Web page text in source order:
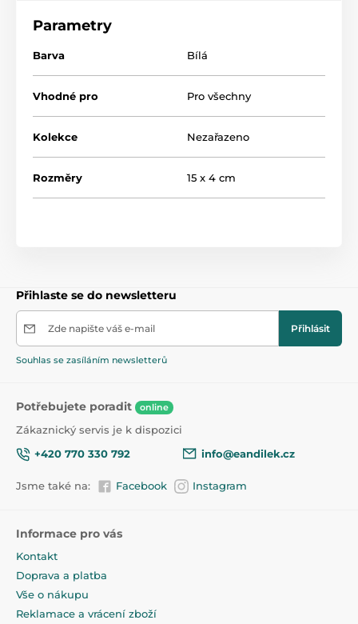
Rozměry:
Kartáč: 15 x 4 x 2,5 cm
Produkt je zařazen v kategoriích
Dětské hřebeny a kartáče 47,5
Parametry
Barva Bílá
Vhodné pro Pro všechny
Kolekce Nezařazeno
Rozměry 15 x 4 cm
Přihlaste se do newsletteru
Zde napište váš e-mail Přihlásit
Souhlas se zasíláním newsletterů
Potřebujete poradit online
Zákaznický servis je k dispozici
+420 770 330 792
info@eandilek.cz
Jsme také na: Facebook Instagram
Informace pro vás
Kontakt
Doprava a platba
Vše o nákupu
Reklamace a vrácení zboží